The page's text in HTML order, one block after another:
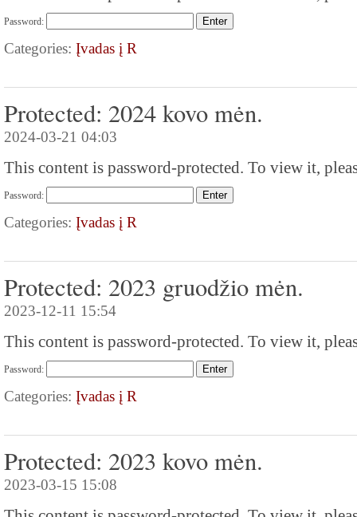
Password:
Categories: Įvadas į R
Protected: 2024 kovo mėn.
2024-03-21 04:03
This content is password-protected. To view it,
Password:
Categories: Įvadas į R
Protected: 2023 gruodžio mėn.
2023-12-11 15:54
This content is password-protected. To view it,
Password:
Categories: Įvadas į R
Protected: 2023 kovo mėn.
2023-03-15 15:08